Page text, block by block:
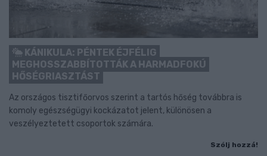
KÁNIKULA: PÉNTEK ÉJFÉLIG
MEGHOSSZABBÍTOTTÁK A HARMADFOKÚ
HŐSÉGRIASZTÁST
Az országos tisztifőorvos szerint a tartós hőség továbbra is
komoly egészségügyi kockázatot jelent, különösen a
veszélyeztetett csoportok számára.
Szólj hozzá!